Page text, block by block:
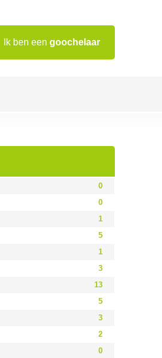
Ik ben een goochelaar
0
0
1
5
1
3
13
5
3
2
0